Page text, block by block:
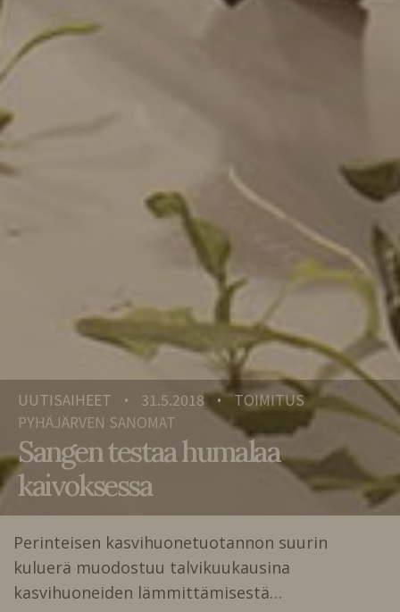
UUTISAIHEET • 31.5.2018 • TOIMITUS
PYHÄJÄRVEN SANOMAT
Sangen testaa humalaa
kaivoksessa
Perinteisen kasvihuonetuotannon suurin
kuluerä muodostuu talvikuukausina
kasvihuoneiden lämmittämisestä…